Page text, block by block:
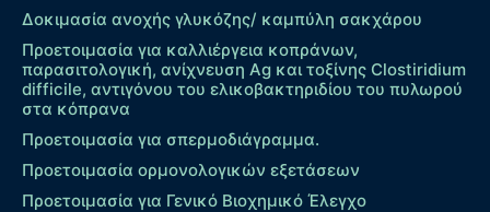
Δοκιμασία ανοχής γλυκόζης/ καμπύλη σακχάρου
Προετοιμασία για καλλιέργεια κοπράνων,
παρασιτολογική, ανίχνευση Ag και τοξίνης Clostiridium
difficile, αντιγόνου του ελικοβακτηριδίου του πυλωρού
στα κόπρανα
Προετοιμασία για σπερμοδιάγραμμα.
Προετοιμασία ορμονολογικών εξετάσεων
Προετοιμασία για Γενικό Βιοχημικό Έλεγχο